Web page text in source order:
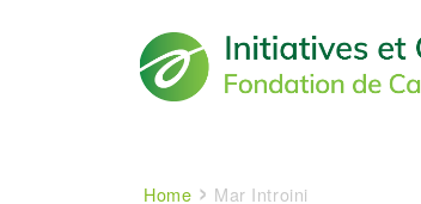
Breadcrumb
Home Mar Introini